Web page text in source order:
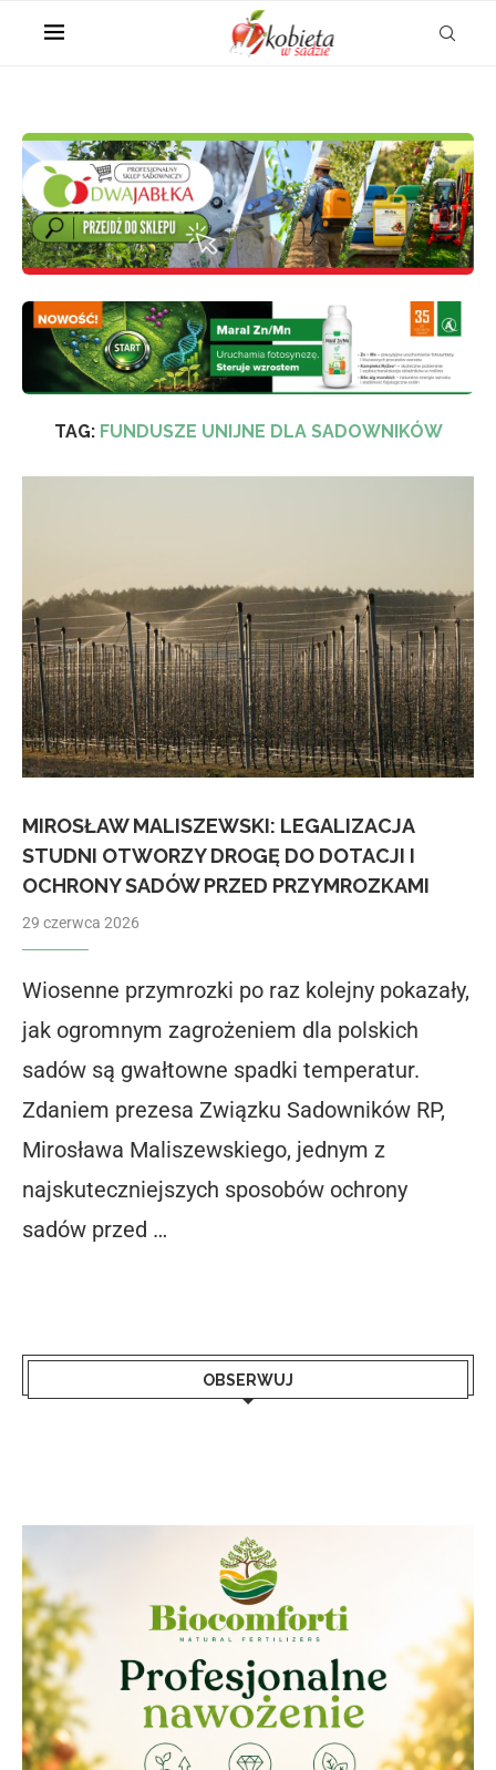
TAG: FUNDUSZE UNIJNE DLA SADOWNIKÓW
MIROSŁAW MALISZEWSKI: LEGALIZACJA
STUDNI OTWORZY DROGĘ DO DOTACJI I
OCHRONY SADÓW PRZED PRZYMROZKAMI
29 czerwca 2026
Wiosenne przymrozki po raz kolejny pokazały,
jak ogromnym zagrożeniem dla polskich
sadów są gwałtowne spadki temperatur.
Zdaniem prezesa Związku Sadowników RP,
Mirosława Maliszewskiego, jednym z
najskuteczniejszych sposobów ochrony
sadów przed …
OBSERWUJ